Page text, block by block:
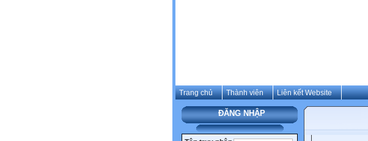
Trang chủ Thành viên Liên kết Website
ĐĂNG NHẬP